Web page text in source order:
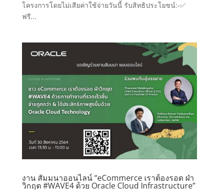
โครงการโดยไม่เสียค่าใช้จ่ายวันนี้ รับสิทธิประโยชน์:-✅
ฟรี...
งาน สัมมนาออนไลน์ “eCommerce เราต้องรอด ฝ่า
วิกฤต #WAVE4 ด้วย Oracle Cloud Infrastructure”